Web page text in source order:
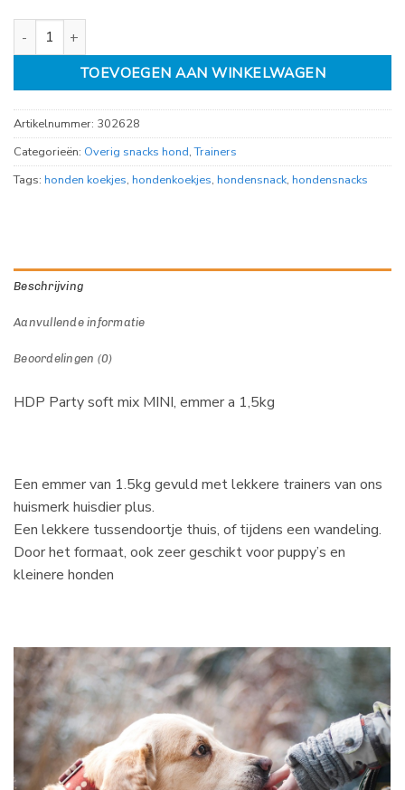
HDP Party soft mix MINI, emmer a 1,5kg aantal
TOEVOEGEN AAN WINKELWAGEN
Artikelnummer: 302628
Categorieën: Overig snacks hond,Trainers
Tags: honden koekjes, hondenkoekjes, hondensnack, hondensnacks
Beschrijving
Aanvullende informatie
Beoordelingen (0)
HDP Party soft mix MINI, emmer a 1,5kg
Een emmer van 1.5kg gevuld met lekkere trainers van ons
huismerk huisdier plus.
Een lekkere tussendoortje thuis, of tijdens een wandeling.
Door het formaat, ook zeer geschikt voor puppy’s en
kleinere honden